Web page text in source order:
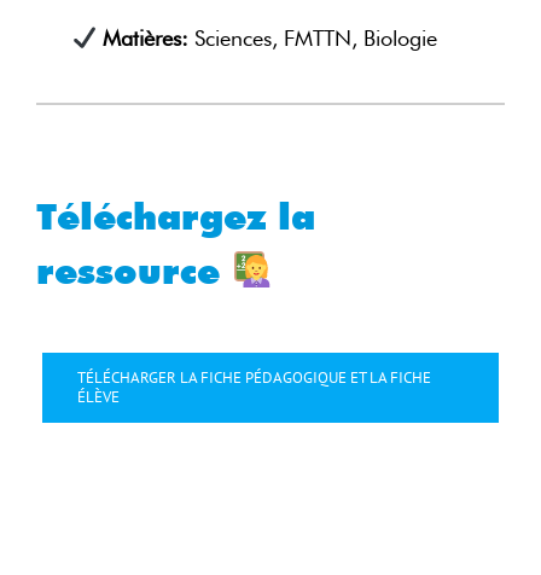
Matières: Sciences, FMTTN, Biologie
Téléchargez la
ressource
TÉLÉCHARGER LA FICHE PÉDAGOGIQUE ET LA FICHE
ÉLÈVE